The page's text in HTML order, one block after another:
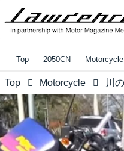
Top 2050CN Motorcycle
Top Motorcycle